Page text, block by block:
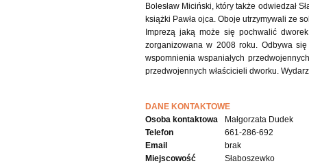
Bolesław Miciński, który także odwiedzał
książki Pawła ojca. Oboje utrzymywali ze
Imprezą jaką może się pochwalić
zorganizowana w 2008 roku. Odbywa
wspomnienia wspaniałych
przedwojennych właścicieli dworku.
DANE KONTAKTOWE
Osoba kontaktowa
Małgorzata Dudek
Telefon
661-286-692
Email
brak
Miejscowość
Słaboszewko